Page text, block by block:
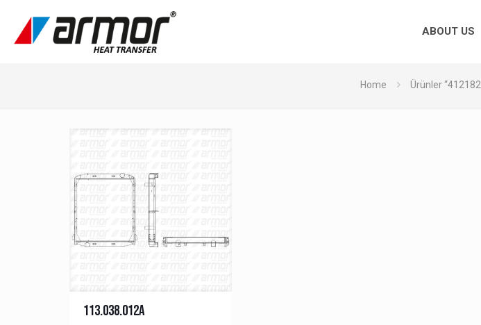
ABOUT US
Home Ürünler
113.038.012A